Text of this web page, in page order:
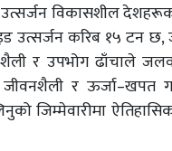
उत्सर्जन विकासशील
उत्सर्जन करिब १५ टन
र उपभोग ढाँचाले
र ऊर्जा–खपत
जिम्मेवारीमा